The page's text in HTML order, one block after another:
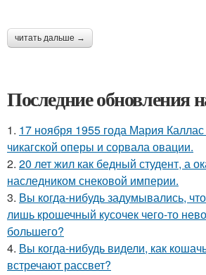
читать дальше →
Последние обновления
1. 17 ноября 1955 года Мария
чикагской оперы и сорвала овации.
2. 20 лет жил как бедный студент, а
наследником снековой империи.
3. Вы когда-нибудь задумывались,
лишь крошечный кусочек чего-то
большего?
4. Вы когда-нибудь видели, как
встречают рассвет?